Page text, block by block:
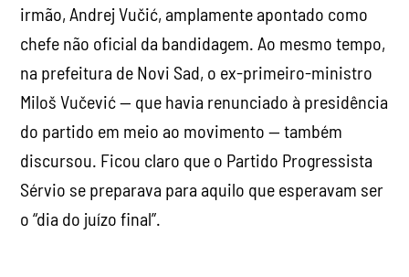
irmão, Andrej Vučić, amplamente apontado como
chefe não oficial da bandidagem. Ao mesmo tempo,
na prefeitura de Novi Sad, o ex-primeiro-ministro
Miloš Vučević — que havia renunciado à presidência
do partido em meio ao movimento — também
discursou. Ficou claro que o Partido Progressista
Sérvio se preparava para aquilo que esperavam ser
o “dia do juízo final”.